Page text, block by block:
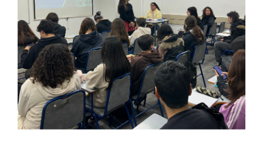
Académicos
Funcionarios
Alumni
English